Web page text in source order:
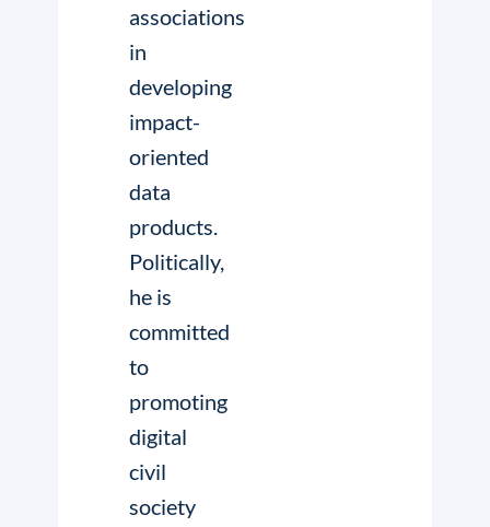
associations
in
developing
impact-
oriented
data
products.
Politically,
he is
committed
to
promoting
digital
civil
society